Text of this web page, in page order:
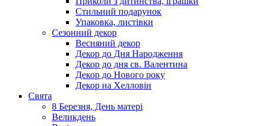
Стильний подарунок
Упаковка, листівки
Сезонний декор
Весняний декор
Декор до Дня Народження
Декор до дня св. Валентина
Декор до Нового року
Декор на Хелловін
Свята
8 Березня, День матері
Великдень